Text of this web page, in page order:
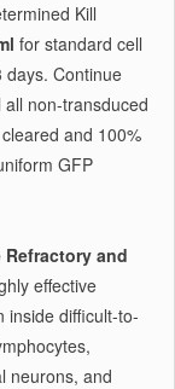
Kill
for standard cell
days. Continue
non-transduced
and 100%
GFP
and
effective
inside difficult-to-
neurons, and